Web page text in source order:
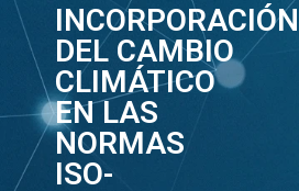
INCORPORACIÓN
DEL CAMBIO
CLIMÁTICO
EN LAS
NORMAS
ISO-